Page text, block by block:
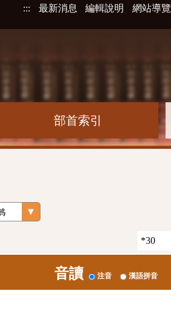
::: 最新消息 編輯說明 網站導覽
部首索引
音讀 注音 漢語拼音